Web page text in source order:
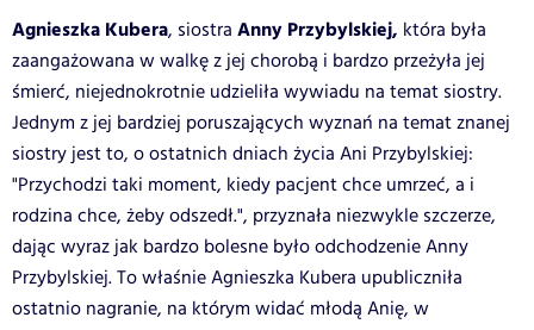
Agnieszka Kubera, siostra Anny Przybylskiej, która była
zaangażowana w walkę z jej chorobą i bardzo przeżyła jej
śmierć, niejednokrotnie udzieliła wywiadu na temat siostry.
Jednym z jej bardziej poruszających wyznań na temat znanej
siostry jest to, o ostatnich dniach życia Ani Przybylskiej:
"Przychodzi taki moment, kiedy pacjent chce umrzeć, a i
rodzina chce, żeby odszedł.", przyznała niezwykle szczerze,
dając wyraz jak bardzo bolesne było odchodzenie Anny
Przybylskiej. To właśnie Agnieszka Kubera upubliczniła
ostatnio nagranie, na którym widać młodą Anię, w